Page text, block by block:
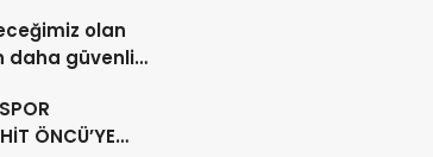
olan
daha güvenli
ÖNCÜ’YE